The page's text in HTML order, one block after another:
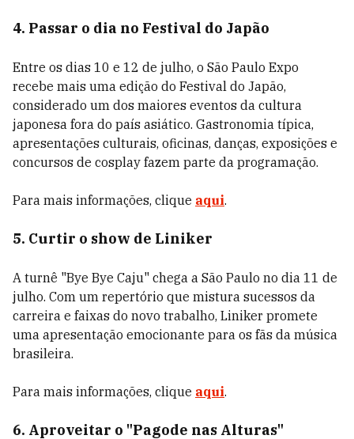
4. Passar o dia no Festival do Japão
Entre os dias 10 e 12 de julho, o São Paulo Expo
recebe mais uma edição do Festival do Japão,
considerado um dos maiores eventos da cultura
japonesa fora do país asiático. Gastronomia típica,
apresentações culturais, oficinas, danças, exposições e
concursos de cosplay fazem parte da programação.
Para mais informações, clique aqui.
5. Curtir o show de Liniker
A turnê "Bye Bye Caju" chega a São Paulo no dia 11 de
julho. Com um repertório que mistura sucessos da
carreira e faixas do novo trabalho, Liniker promete
uma apresentação emocionante para os fãs da música
brasileira.
Para mais informações, clique aqui.
6. Aproveitar o "Pagode nas Alturas"